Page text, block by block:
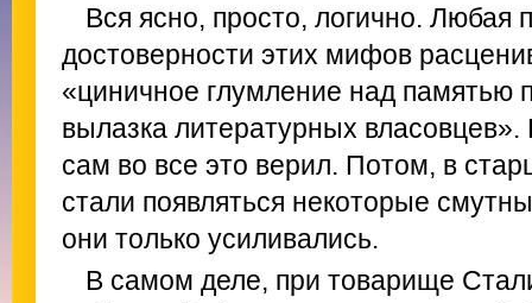
Вся ясно, просто, логично. Любая
достоверности этих мифов
«циничное глумление над памятью
вылазка литературных власовцев».
сам во все это верил. Потом, в
стали появляться некоторые
они только усиливались.
В самом деле, при товарище